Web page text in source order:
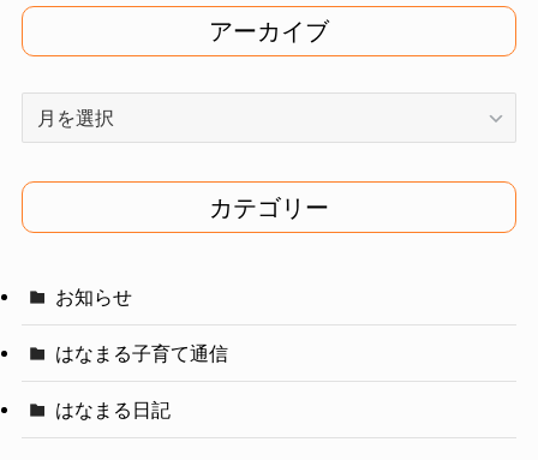
アーカイブ
イ
ブ
カテゴリー
お知らせ
はなまる子育て通信
はなまる日記